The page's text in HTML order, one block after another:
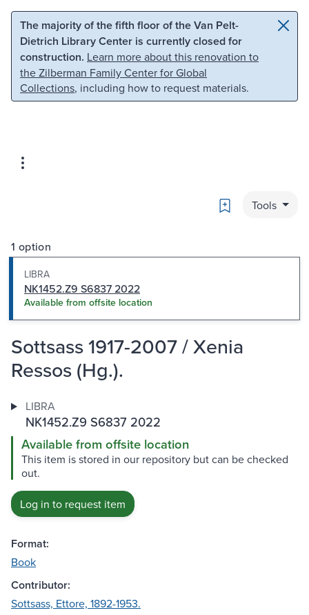
Skip to main content Skip to search
The majority of the fifth floor of the Van Pelt-
Dietrich Library Center is currently closed for
construction. Learn more about this renovation to
the Zilberman Family Center for Global
Collections, including how to request materials.
Bookmark
Tools
1 option
LIBRA
NK1452.Z9 S6837 2022
Available from offsite location
Sottsass 1917-2007 / Xenia
Ressos (Hg.).
LIBRA
NK1452.Z9 S6837 2022
Available from offsite location
This item is stored in our repository but can be checked
out.
Log in to request item
Format:
Book
Contributor:
Sottsass, Ettore, 1892-1953.